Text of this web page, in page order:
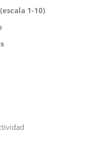
1-10)